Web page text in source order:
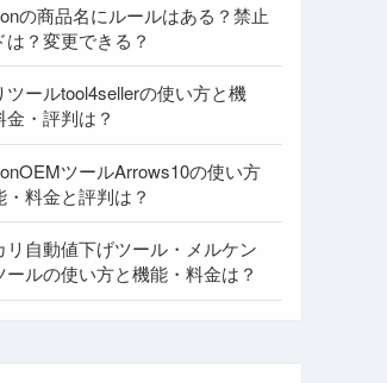
の商品名にルールはある？禁止
は？変更できる？
ツールtool4sellerの使い方と機
金・評判は？
ツールArrows10の使い方
・料金と評判は？
リ自動値下げツール・メルケン
ールの使い方と機能・料金は？